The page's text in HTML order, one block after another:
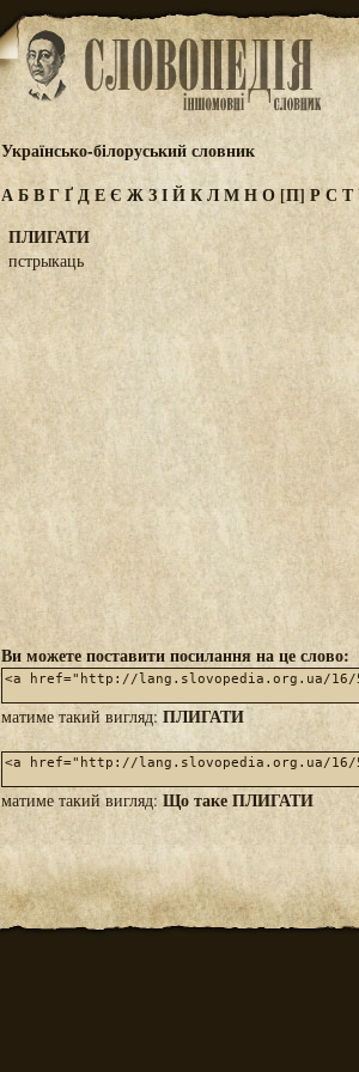
Українсько-білоруський словник
АБВГҐДЕЄ ЖЗІЙКЛМНО[П] РС Т
ПЛИГАТИ
пстрыкаць
Ви можете поставити посилання на це слово:
матиме такий вигляд: ПЛИГАТИ
матиме такий вигляд:Що таке ПЛИГАТИ